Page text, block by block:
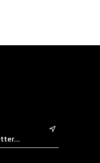
&